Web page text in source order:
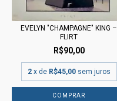
EVELYN "CHAMPAGNE" KING ‎–
FLIRT
R$90,00
2 x de R$45,00 sem juros